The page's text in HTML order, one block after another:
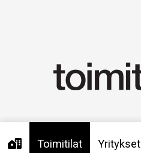
Toimitilat Yritykset